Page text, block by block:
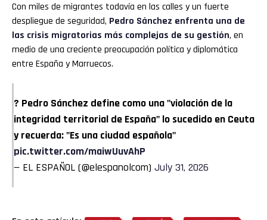
Con miles de migrantes todavía en las calles y un fuerte
despliegue de seguridad, Pedro Sánchez enfrenta una de
las crisis migratorias más complejas de su gestión, en
medio de una creciente preocupación política y diplomática
entre España y Marruecos.
? Pedro Sánchez define como una "violación de la
integridad territorial de España" lo sucedido en Ceuta
y recuerda: "Es una ciudad española"
pic.twitter.com/maiwUuvAhP
— EL ESPAÑOL (@elespanolcom) July 31, 2026